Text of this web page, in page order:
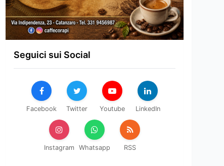
Seguici sui Social
Facebook Twitter Youtube LinkedIn
Instagram Whatsapp RSS